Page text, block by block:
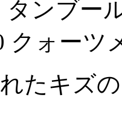
ンブー
クォーツ
たキズ